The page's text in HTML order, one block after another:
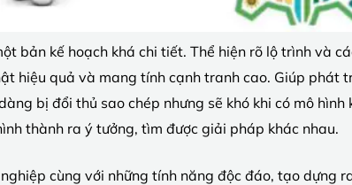
bản kế hoạch khá chi tiết. Thể hiện rõ lộ trình và
hiệu quả và mang tính cạnh tranh cao. Giúp phát
bị đổi thủ sao chép nhưng sẽ khó khi có mô hình
thành ra ý tưởng, tìm được giải pháp khác nhau.
cùng với những tính năng độc đáo, tạo dựng